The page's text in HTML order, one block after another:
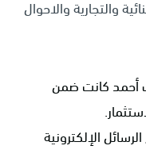
والتجارية والاحوال
أحمد كانت ضمن
الإلكترونية